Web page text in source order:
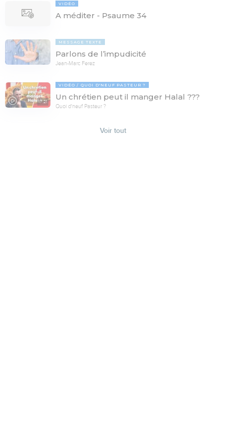
VIDÉO
A méditer - Psaume 34
MESSAGE TEXTE
Parlons de l’impudicité
Jean-Marc Ferez
17:21
VIDÉO QUOI D'NEUF PASTEUR ?
Un chrétien peut il manger Halal ???
Quoi d'neuf Pasteur ?
Voir tout